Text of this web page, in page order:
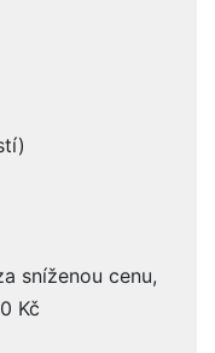
sníženou cenu,
Kč